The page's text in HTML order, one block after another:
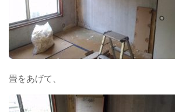
畳をあげて、